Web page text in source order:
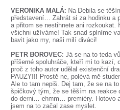
DÁLE
VERONIKA MALÁ: Na Debila se
představení… Zahrát si za hodinku a
a přitom se nestihnete ani rozkoukat.
všichni užíváme! Tak snad splníme
bavit jako my, naši milí diváci!
PETR BOROVEC: Já se na to teda
příšerné spoluhráče, kteří mi to kazí,
proč z toho autor udělal existenční
PAUZY!!! Prostě ne, polévá mě
Ale to tam nepiš. Dej tam, že se na
špičkový tým, že se těším na reakce
do derni… ehmm… premiéry. Hotovo
jsem na to začal zase myslet.